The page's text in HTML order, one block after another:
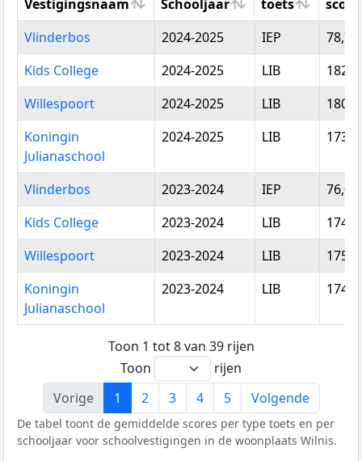
Vestigingsnaam Schooljaar toets
score
Vestigingsnaam
Schooljaar
Type
toets
score
Vlinderbos 2024-2025 IEP
78,70
Kids College
2024-2025 LIB
Willespoort
2024-2025 LIB
Koningin
Julianaschool
2024-2025 LIB
Vlinderbos 2023-2024 IEP
76,00
Kids College
2023-2024 LIB
Willespoort
2023-2024 LIB
Koningin
Julianaschool
2023-2024 LIB
Toon 1 tot 8 van 39 rijen
Toon
rijen
Vorige
1 2 3 4 5 Volgende
De tabel toont de gemiddelde scores per type toets en per
schooljaar voor schoolvestigingen in de woonplaats Wilnis.